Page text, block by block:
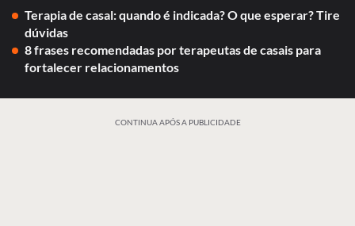
Terapia de casal: quando é indicada? O que esperar? Tire
dúvidas
8 frases recomendadas por terapeutas de casais para
fortalecer relacionamentos
CONTINUA APÓS A PUBLICIDADE